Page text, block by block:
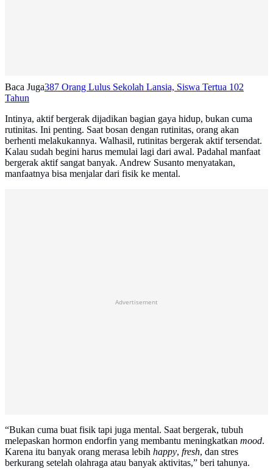
Baca Juga387 Orang Lulus Sekolah Lansia, Siswa Tertua 102
Tahun
Intinya, aktif bergerak dijadikan bagian gaya hidup, bukan cuma
rutinitas. Ini penting. Saat bosan dengan rutinitas, orang akan
berhenti melakukannya. Walhasil, rutinitas bergerak aktif tersendat.
Kalau sudah begini harus memulai lagi dari awal. Padahal manfaat
bergerak aktif sangat banyak. Andrew Susanto menyatakan,
manfaatnya bisa menjalar dari fisik ke mental.
Advertisement
“Bukan cuma buat fisik tapi juga mental. Saat bergerak, tubuh
melepaskan hormon endorfin yang membantu meningkatkan mood.
Karena itu banyak orang merasa lebih happy, fresh, dan stres
berkurang setelah olahraga atau banyak aktivitas,” beri tahunya.